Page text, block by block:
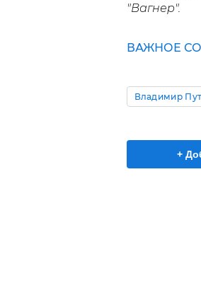
"Вагнер".
ВАЖНОЕ
Владимир
+